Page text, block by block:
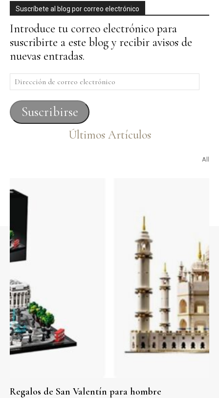
Suscríbete al blog por correo electrónico
Introduce tu correo electrónico para
suscribirte a este blog y recibir avisos de
nuevas entradas.
Dirección
de
correo
electrónico
Suscribirse
Últimos Artículos
All
Regalos de San Valentín para hombre